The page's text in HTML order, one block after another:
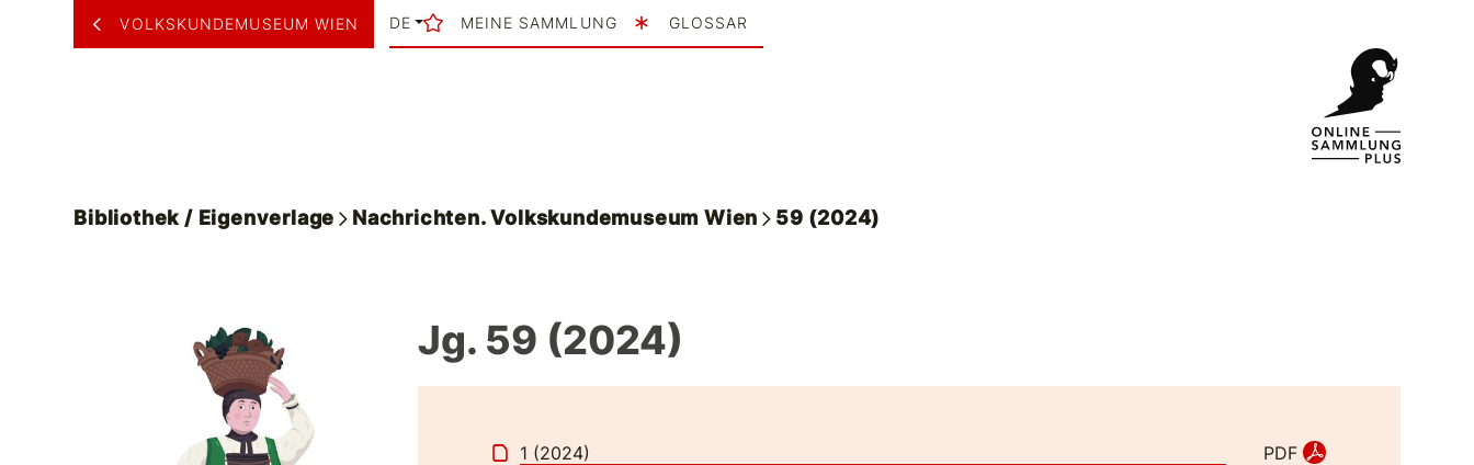
VOLKSKUNDEMUSEUM WIEN DE MEINE SAMMLUNG GLOSSAR
Bibliothek / Eigenverlage Nachrichten. Volkskundemuseum Wien 59 (2024)
Jg. 59 (2024)
PDF
1 (2024)